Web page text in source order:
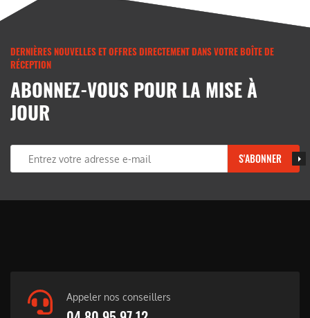
DERNIÈRES NOUVELLES ET OFFRES DIRECTEMENT DANS VOTRE BOÎTE DE
RÉCEPTION
ABONNEZ-VOUS POUR LA MISE À
JOUR
S'ABONNER
Appeler nos conseillers